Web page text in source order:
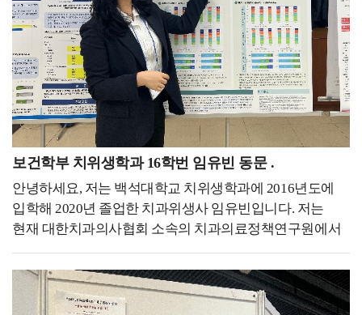
취업할 때도 굉장히 좋은 스펙으로 작용했을 것 같습니다.
어떻게 해서 신청하게 되셨는지도 함께 말씀
부탁드립니다. 우성하 동문 : 네. 문화적인 경험도 많이
쌓고, 해외에서 일하고 왔다는 것 자체가 큰 메리트였던 것
같아요. 그때 코로나로 인해 항공업계 같은 경우는 공채가
거의 없을 시기였는데, 청해진을 통해 경력을 쌓으면 좋을
것 같다고 교수님이 추천해 주셨습니다. 처음에 입학해서
면담할 때부터 교수님께서 어학 능력 등 저의 역량을 높게
봐주셨고, 코로나 시기를 잘 보내면 좋겠다는 마음에 가장
도움이 될 수 있는 청해진을 추천해 주셨던 것 같습니다.
백녹담 : 그러면 따로 면접 준비하실 때는 특별히 학원에
다니신 건지 아니면 다른 방식으로 준비하셨는지
궁금합니다. 우성하 동문 : 면접은 따로 학원 같은 거는
다니지 않았고, 스터디를 주 5~6회 정도 하면서 굉장히
다양한 사람들에게 피드백을 받았습니다. 그리고 또
교수님이 봐주시는 스터디에도 참석하여 교수님에게도
느낀 점은 모든 경험은 필연적으로 나에게 좋은 배움이
된다는 것이었습니다.경험은 단순히 자기소개서 이력
1줄에 불과하는 게 아니고, 인생에 있어서 평생 좋은
거름과 양분이 될 거라 믿습니다. 코로나19가 전
세계적으로 발병된 2020년, 위기를 맞은 항공업계는
채용이 전무했고, 그 시기 저는 4학년 졸업예정자였습니다.
고교 시절부터 항공 객실승무원이라는 꿈만 바라본
저에게는 세상이 무너지는 기분이었습니다.어느 날은
한참을 울었어요 승무원이 아니고서 하고싶은 일을
생각해본 적이 없을 정도로 저에겐 간절한 꿈이었거든요.
그러다 문득 이렇게 우울해하고만 있으면 안되고, 지나간
시간은 다시 돌아오지 않으니 이 시간을 더욱 현명하게
보내야된다고 생각이 들었어요.제가 원했던 직무와 적성에
맞는 일을 찾아, 코로나19가 종식되어 항공사 채용이 다시
활발해지는 그날을 기다려야겠다고 생각했습니다.그러다
보건학부 치위생학과 16학번 임유빈 동문 .
안녕하세요, 저는 백석대학교 치위생학과에 2016년도에
입학해 2020년 졸업한 치과위생사 임유빈입니다. 저는
현재 대한치과의사협회 소속의 치과의료정책연구원에서
연구원으로 근무하고 있습니다. 치과의료 정책 연구라니
많이 생소하시죠? 저는 이곳에서 구강건강 증진을 위해
치과계에 필요한 정책을 위해 연구와 다양한 활동을
하고있습니다. 치과계와 관련된 데이터를 담은 연감, 연구